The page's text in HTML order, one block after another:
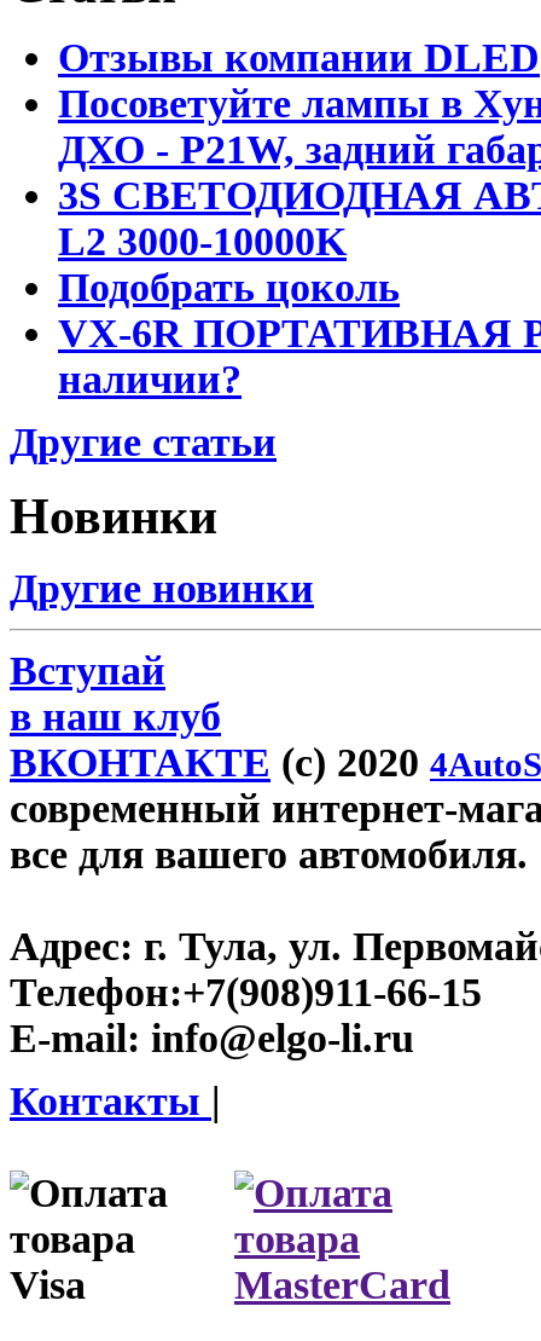
Отзывы компании DLED
Посоветуйте лампы в
ДХО - P21W, задний
3S СВЕТОДИОДНАЯ
L2 3000-10000K
Подобрать цоколь
VX-6R ПОРТАТИВНАЯ
наличии?
Другие статьи
Новинки
Другие новинки
Вступай
в наш клуб
ВКОНТАКТЕ (c) 2020
современный интернет-
все для вашего автомобиля.
Адрес: г. Тула, ул.
Телефон:+7(908)911-66-15
E-mail: info@elgo-li.ru
Контакты |